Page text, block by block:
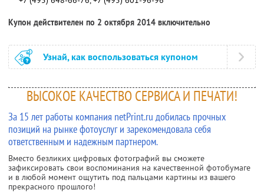
Купон действителен по 2 октября 2014 включительно
Узнай, как воспользоваться купоном
ВЫСОКОЕ КАЧЕСТВО СЕРВИСА И ПЕЧАТИ!
За 15 лет работы компания netPrint.ru добилась прочных
позиций на рынке фотоуслуг и зарекомендовала себя
ответственным и надежным партнером.
Вместо безликих цифровых фотографий вы сможете
зафиксировать свои воспоминания на качественной фотобумаге
и в любой момент ощутить под пальцами картины из вашего
прекрасного прошлого!